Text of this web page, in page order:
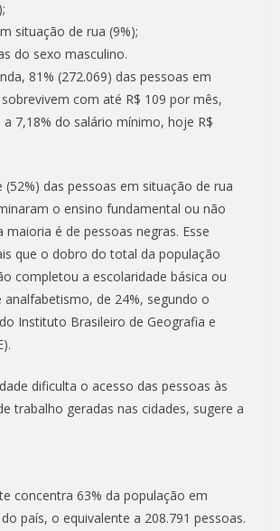
situação de rua (9%);
do sexo masculino.
81% (272.069) das pessoas em
com até R$ 109 por mês,
7,18% do salário mínimo, hoje R$
(52%) das pessoas em situação de rua
o ensino fundamental ou não
é de pessoas negras. Esse
que o dobro do total da população
completou a escolaridade básica ou
analfabetismo, de 24%, segundo o
Instituto Brasileiro de Geografia e
dificulta o acesso das pessoas às
trabalho geradas nas cidades, sugere a
concentra 63% da população em
país, o equivalente a 208.791 pessoas.